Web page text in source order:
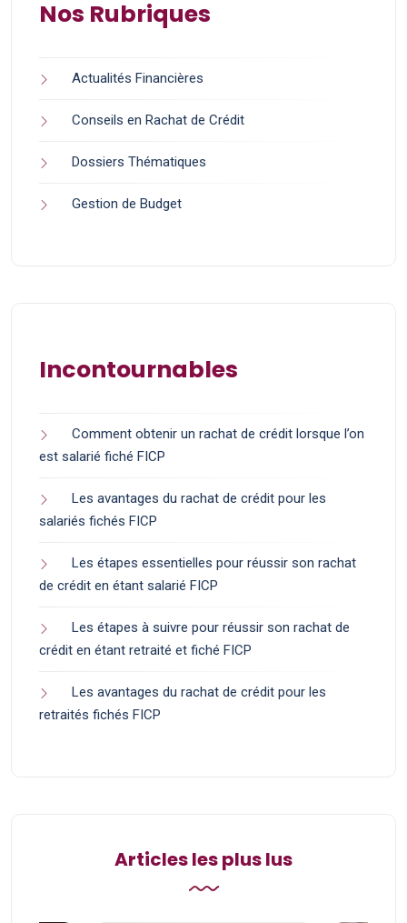
Nos Rubriques
Actualités Financières
Conseils en Rachat de Crédit
Dossiers Thématiques
Gestion de Budget
Incontournables
Comment obtenir un rachat de crédit lorsque l’on
est salarié fiché FICP
Les avantages du rachat de crédit pour les
salariés fichés FICP
Les étapes essentielles pour réussir son rachat
de crédit en étant salarié FICP
Les étapes à suivre pour réussir son rachat de
crédit en étant retraité et fiché FICP
Les avantages du rachat de crédit pour les
retraités fichés FICP
Articles les plus lus